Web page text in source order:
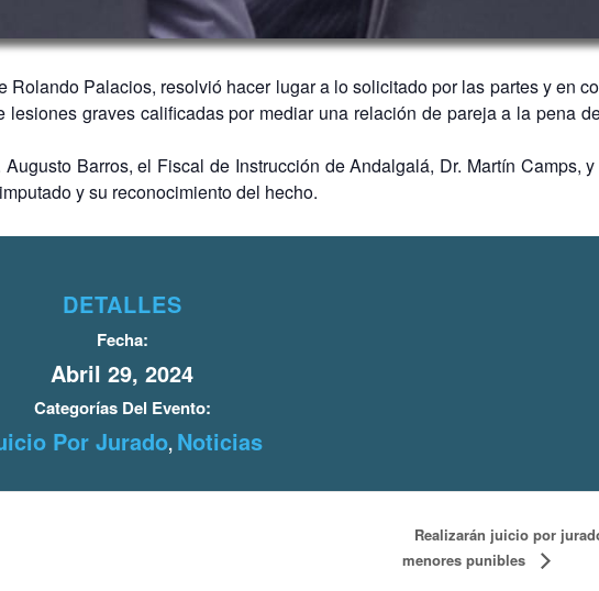
Rolando Palacios, resolvió hacer lugar a lo solicitado por las partes y en
graves calificadas por mediar una relación de pareja a la pena
Barros, el Fiscal de Instrucción de Andalgalá, Dr. Martín Camps,
y su reconocimiento del hecho.
DETALLES
Fecha:
Abril 29, 2024
Categorías Del Evento:
Por Jurado, Noticias
Realizarán juicio por
menores punibles